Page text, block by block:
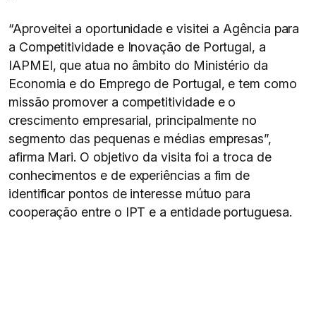
“Aproveitei a oportunidade e visitei a Agência para
a Competitividade e Inovação de Portugal, a
IAPMEI, que atua no âmbito do Ministério da
Economia e do Emprego de Portugal, e tem como
missão promover a competitividade e o
crescimento empresarial, principalmente no
segmento das pequenas e médias empresas”,
afirma Mari. O objetivo da visita foi a troca de
conhecimentos e de experiências a fim de
identificar pontos de interesse mútuo para
cooperação entre o IPT e a entidade portuguesa.